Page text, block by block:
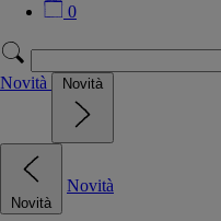
0
Novità Novità
Novità
Novità